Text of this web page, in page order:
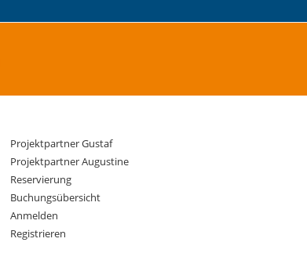
Suche
Projektpartner Gustaf
Projektpartner Augustine
Reservierung
Buchungsübersicht
Anmelden
Registrieren